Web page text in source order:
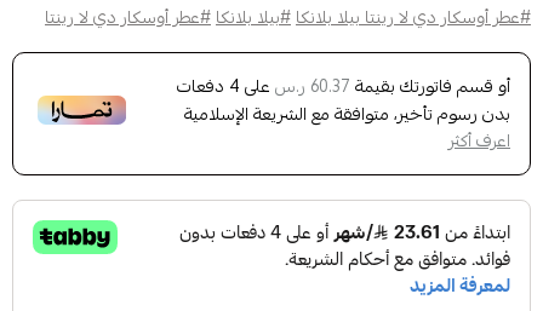
#عطر أوسكار دي لا رينتا بيلا بلانكا#بيلا بلانكا#عطر أوسكار دي لا رينتا
أو قسم فاتورتك بقيمة 60.37 ر.س على4 دفعات
بدون رسوم تأخير، متوافقة مع الشريعة الإسلامية
اعرف أكثر